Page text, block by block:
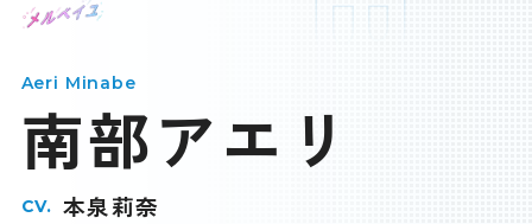
Aeri Minabe
南部アエリ
CV. 本泉莉奈